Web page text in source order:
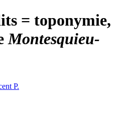
= toponymie,
Montesquieu-
P.